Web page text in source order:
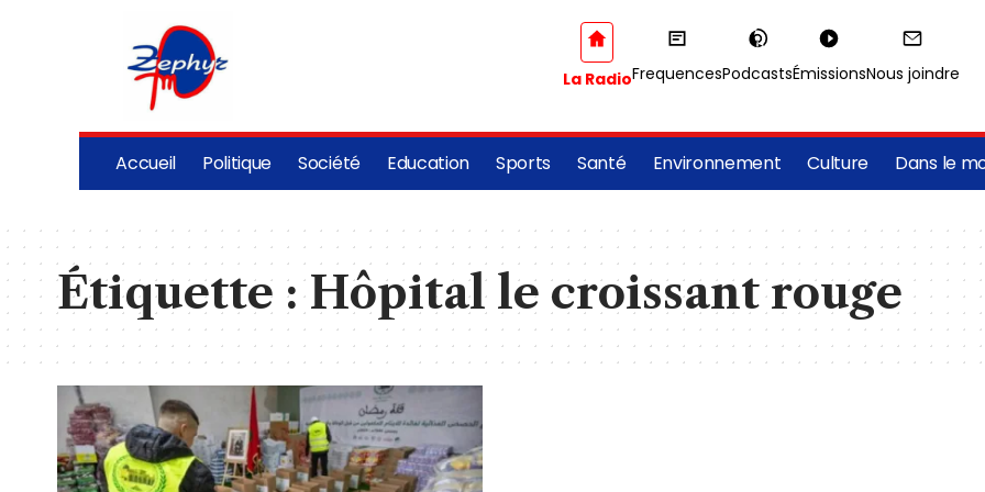
La RadioFrequencesPodcastsÉmissionsNous joindre
Accueil Politique Société Education Sports Santé Environnement Culture Dans le
Étiquette :Hôpital le croissant rouge